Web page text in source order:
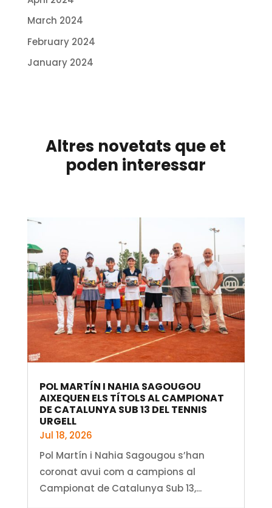
March 2024
February 2024
January 2024
Altres novetats que et
poden interessar
POL MARTÍN I NAHIA SAGOUGOU
AIXEQUEN ELS TÍTOLS AL CAMPIONAT
DE CATALUNYA SUB 13 DEL TENNIS
URGELL
Jul 18, 2026
Pol Martín i Nahia Sagougou s’han
coronat avui com a campions al
Campionat de Catalunya Sub 13,...